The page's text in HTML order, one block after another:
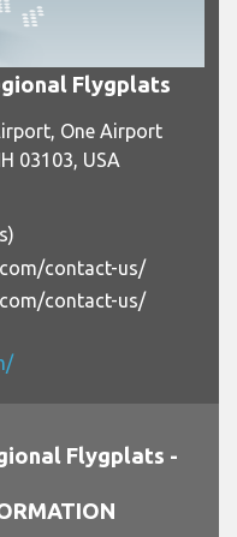
Flygplats
One Airport
03103, USA
contact-us/
contact-us/
Flygplats -